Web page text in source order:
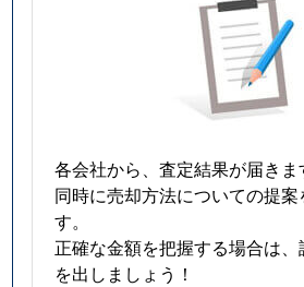
各会社から、査定結果が届きま
同時に売却方法についての提案
す。
正確な金額を把握する場合は
を出しましょう！